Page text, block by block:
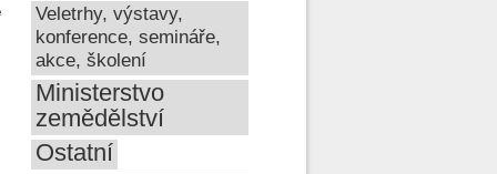
Veletrhy, výstavy,
konference, semináře,
akce, školení
Ministerstvo
zemědělství
Ostatní